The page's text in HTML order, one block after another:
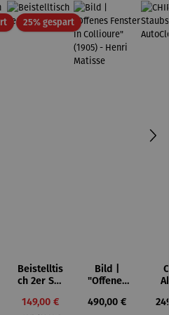
Rabatt25% gespartRabatt
Beistelltis
ch 2er Set
Verkaufspreis:
149,00 €
Bild |
"Offenes
Collioure"
Regulärer Preis:
490,00 €